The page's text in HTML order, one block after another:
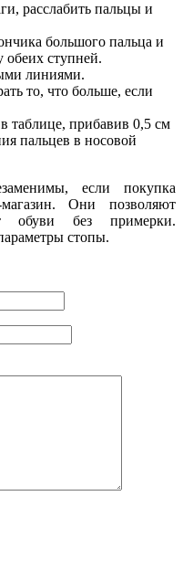
расслабить пальцы и
большого пальца и
обеих ступней.
линиями.
то, что больше, если
таблице, прибавив 0,5 см
пальцев в носовой
если покупка
магазин. Они позволяют
обуви без примерки.
стопы.